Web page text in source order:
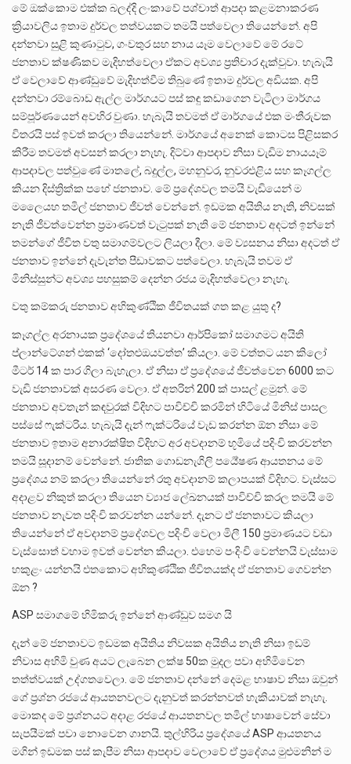
මේ ඔක්කොම එක්ක බලද්දි ලංකාවේ පශ්චාත් ආපදා කළමනාකරණ
ක්‍රියාවලිය ඉතාම දුර්වල තත්වයකට තමයි පත්වෙලා තියෙන්නේ. අපි
දන්නවා සුළි කුණාටුව, ගංවතුර සහ නාය යෑම වෙලාවේ මේ රටේ
ජනතාව ක්ෂණිකව මැදිහත්වෙලා ඒකට අවශ්‍ය ප්‍රතිචාර දැක්වුවා. හැබැයි
ඒ වෙලාවේ ආණ්ඩුවේ මැදිහත්වීම තිබුණේ ඉතාම දුර්වල අඩියක. අපි
දන්නවා රම්බොඩ ඇල්ල මාර්ගයට පස් කඳු කඩාගෙන වැටිලා මාර්ගය
සම්පූර්ණයෙන් අවහිර වුණා. හැබැයි තවමත් ඒ මාර්ගයේ එක මංතීරුවක
විතරයි පස් ඉවත් කරලා තියෙන්නේ. මාර්ගයේ අනෙක් කොටස පිළිසකර
කිරීම තවමත් අවසන් කරලා නැහැ. දිට්වා ආපදාව නිසා වැඩිම නායයෑම්
ආපදාවල පත්වුණේ මාතලේ, බදුල්ල, මහනුවර, නුවරඑළිය සහ කෑගල්ල
කියන දිස්ත්‍රික්ක පහේ ජනතාව. මේ ප්‍රදේශවල තමයි වැඩියෙන් ම
මලෛයහ තමිල් ජනතාව ජීවත් වෙන්නේ. ඉඩමක අයිතිය නැති, නිවසක්
නැති ජීවත්වෙන්න ප්‍රමාණවත් වැටුපක් නැති මේ ජනතාව අදටත් ඉන්නේ
තමන්ගේ ජීවිත වතු සමාගම්වලට ලියලා දීලා. මේ ව්‍යසනය නිසා අදටත් ඒ
ජනතාව ඉන්නේ දැවැන්ත පීඩාවකට පත්වෙලා. හැබැයි තවම ඒ
මිනිස්සුන්ට අවශ්‍ය පහසුකම් දෙන්න රජය මැදිහත්වෙලා නැහැ.
වතු කම්කරු ජනතාව අහිකුණ්ඨික ජීවිතයක් ගත කළ යුතු ද?
කෑගල්ල අරනායක ප්‍රදේශයේ තියනවා ආර්පිකෝ සමාගමට අයිති
ප්ලාන්ටේශන් එකක් ‘දෝතළුඔයවත්ත’ කියලා. මේ වත්තට යන කිලෝ
මීටර් 14 ක පාර ගිලා බැහැලා. ඒ නිසා ඒ ප්‍රදේශයේ ජීවත්වෙන 6000 කට
වැඩි ජනතාවක් අසරණ වෙලා. ඒ අතරින් 200 ක් පාසල් ළමුන්. මේ
ජනතාව අවතැන් කඳවුරක් විදිහට පාවිච්චි කරමින් හිටියේ මිනිස් පාසල
පස්සේ ෆැක්ටරිය. හැබැයි දැන් ෆැක්ටරියේ වැඩ කරන්න ඕන නිසා මේ
ජනතාව ඉතාම අනාරක්ෂිත විදිහට අර අවදානම් භූමියේ පදිංචි කරවන්න
තමයි සූදානම් වෙන්නේ. ජාතික ගොඩනැගිලි පර්‍යේෂණ ආයතනය මේ
ප්‍රදේශය නම් කරලා තියෙන්නේ රතු අවදානම් කලාපයක් විදිහට. වැස්සට
අදාළව නිකුත් කරලා තියෙන ව්‍යාජ ලේඛනයක් පාවිච්චි කරල තමයි මේ
ජනතාව නැවත පදිංචි කරවන්න යන්නේ. දැනට ඒ ජනතාවට කියලා
තියෙන්නේ ඒ අවදානම් ප්‍රදේශවල පදිංචි වෙලා මිලී 150 ප්‍රමාණයට වඩා
වැස්සොත් වහාම ඉවත් වෙන්න කියලා. එහෙම පංදිංචි වෙන්නයි වැස්සාම
හකුළං යන්නයි එතකොට අහිකුණ්ඨික ජීවිතයක්ද ඒ ජනතාව ගෙවන්න
ඕන ?
ASP සමාගමේ හිමිකරු ඉන්නේ ආණ්ඩුව සමග යි
දැන් මේ ජනතාවට ඉඩමක අයිතිය නිවසක අයිතිය නැති නිසා ඉඩම්
නිවාස අහිමි වුණ අයට ලැබෙන ලක්ෂ 50ක මුදල පවා අහිමිවෙන
තත්ත්වයක් උද්ගතවෙලා. මේ ජනතාව දන්නේ දෙමළ භාෂාව නිසා ඔවුන්
ගේ ප්‍රශ්න රජයේ ආයතනවලට දැනුවත් කරන්නවත් හැකියාවක් නැහැ.
මොකද මේ ප්‍රශ්නයට අදාළ රජයේ ආයතනවල තමිල් භාෂාවෙන් සේවා
සැපයීමක් පවා නොවෙන ගානයි. තුල්හිරිය ප්‍රදේශයේ ASP ආයතනය
මගින් ඉඩමක පස් කැපීම නිසා ආපදාව වෙලාවේ ඒ ප්‍රදේශය මුළුමනින් ම